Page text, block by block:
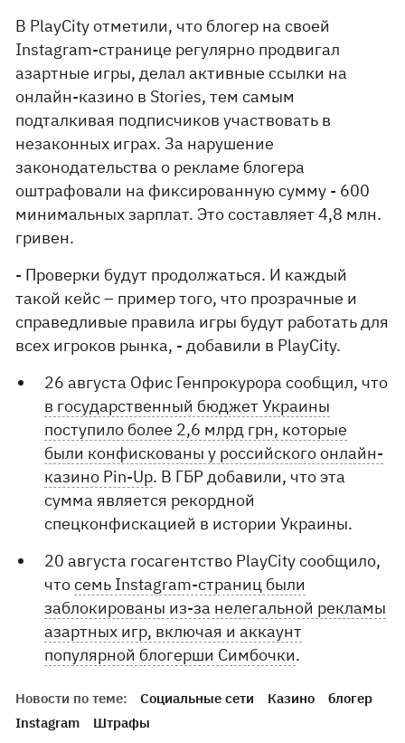
В PlayCity отметили, что блогер на своей
Instagram-странице регулярно продвигал
азартные игры, делал активные ссылки на
онлайн-казино в Stories, тем самым
подталкивая подписчиков участвовать в
незаконных играх. За нарушение
законодательства о рекламе блогера
оштрафовали на фиксированную сумму - 600
минимальных зарплат. Это составляет 4,8 млн.
гривен.
- Проверки будут продолжаться. И каждый
такой кейс – пример того, что прозрачные и
справедливые правила игры будут работать для
всех игроков рынка, - добавили в PlayCity.
26 августа Офис Генпрокурора сообщил, что
в государственный бюджет Украины
поступило более 2,6 млрд грн, которые
были конфискованы у российского онлайн-
казино Pin-Up. В ГБР добавили, что эта
сумма является рекордной
спецконфискацией в истории Украины.
20 августа госагентство PlayCity сообщило,
чтосемь Instagram-страниц были
заблокированы из-за нелегальной рекламы
азартных игр, включая и аккаунт
популярной блогерши Симбочки.
Новости по теме: Социальные сети Казино
блогер
Instagram
Штрафы